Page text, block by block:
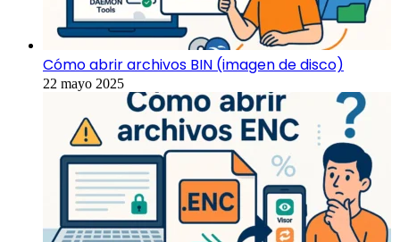
Cómo abrir archivos BIN (imagen de disco)
22 mayo 2025